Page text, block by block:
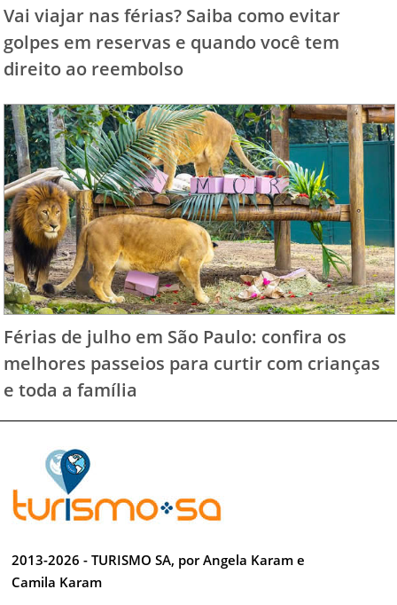
Vai viajar nas férias? Saiba como evitar
golpes em reservas e quando você tem
direito ao reembolso
Férias de julho em São Paulo: confira os
melhores passeios para curtir com crianças
e toda a família
2013-2026 - TURISMO SA, por Angela Karam e
Camila Karam